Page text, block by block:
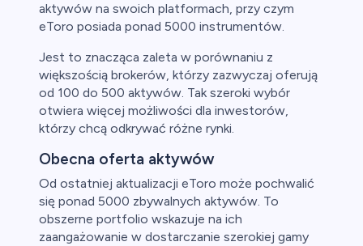
aktywów na swoich platformach, przy czym
eToro posiada ponad 5000 instrumentów.
Jest to znacząca zaleta w porównaniu z
większością brokerów, którzy zazwyczaj oferują
od 100 do 500 aktywów. Tak szeroki wybór
otwiera więcej możliwości dla inwestorów,
którzy chcą odkrywać różne rynki.
Obecna oferta aktywów
Od ostatniej aktualizacji eToro może pochwalić
się ponad 5000 zbywalnych aktywów. To
obszerne portfolio wskazuje na ich
zaangażowanie w dostarczanie szerokiej gamy